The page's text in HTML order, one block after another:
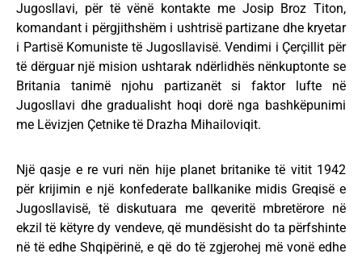
Jugosllavi, për të vënë kontakte me Josip Broz Titon,
komandant i përgjithshëm i ushtrisë partizane dhe kryetar
i Partisë Komuniste të Jugosllavisë. Vendimi i Çerçillit për
të dërguar një mision ushtarak ndërlidhës nënkuptonte se
Britania tanimë njohu partizanët si faktor lufte në
Jugosllavi dhe gradualisht hoqi dorë nga bashkëpunimi
me Lëvizjen Çetnike të Drazha Mihailoviqit.
Një qasje e re vuri nën hije planet britanike të vitit 1942
për krijimin e një konfederate ballkanike midis Greqisë e
Jugosllavisë, të diskutuara me qeveritë mbretërore në
ekzil të këtyre dy vendeve, që mundësisht do ta përfshinte
në të edhe Shqipërinë, e që do të zgjerohej më vonë edhe